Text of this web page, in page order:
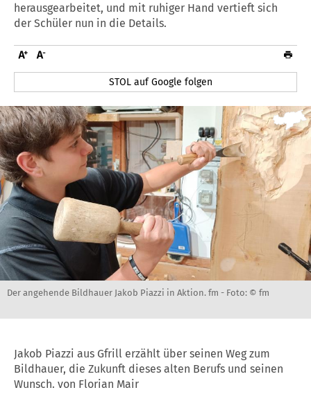
herausgearbeitet, und mit ruhiger Hand vertieft sich
der Schüler nun in die Details.
STOL auf Google folgen
Der angehende Bildhauer Jakob Piazzi in Aktion. fm - Foto: © fm
Jakob Piazzi aus Gfrill erzählt über seinen Weg zum
Bildhauer, die Zukunft dieses alten Berufs und seinen
Wunsch. von Florian Mair